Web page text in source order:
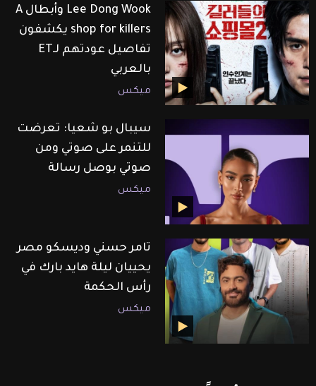
Lee Dong Wook وأبطال A
shop for killers يكشفون
تفاصيل عودتهم لـET
بالعربي
ميكس
سيبال بو شعيا: تعرضت
للتنمر على صوتي ومن
صوتي بوصل رسالة
ميكس
تامر حسني وديسكو مصر
يحييان ليلة هايد بارك في
رأس الحكمة
ميكس